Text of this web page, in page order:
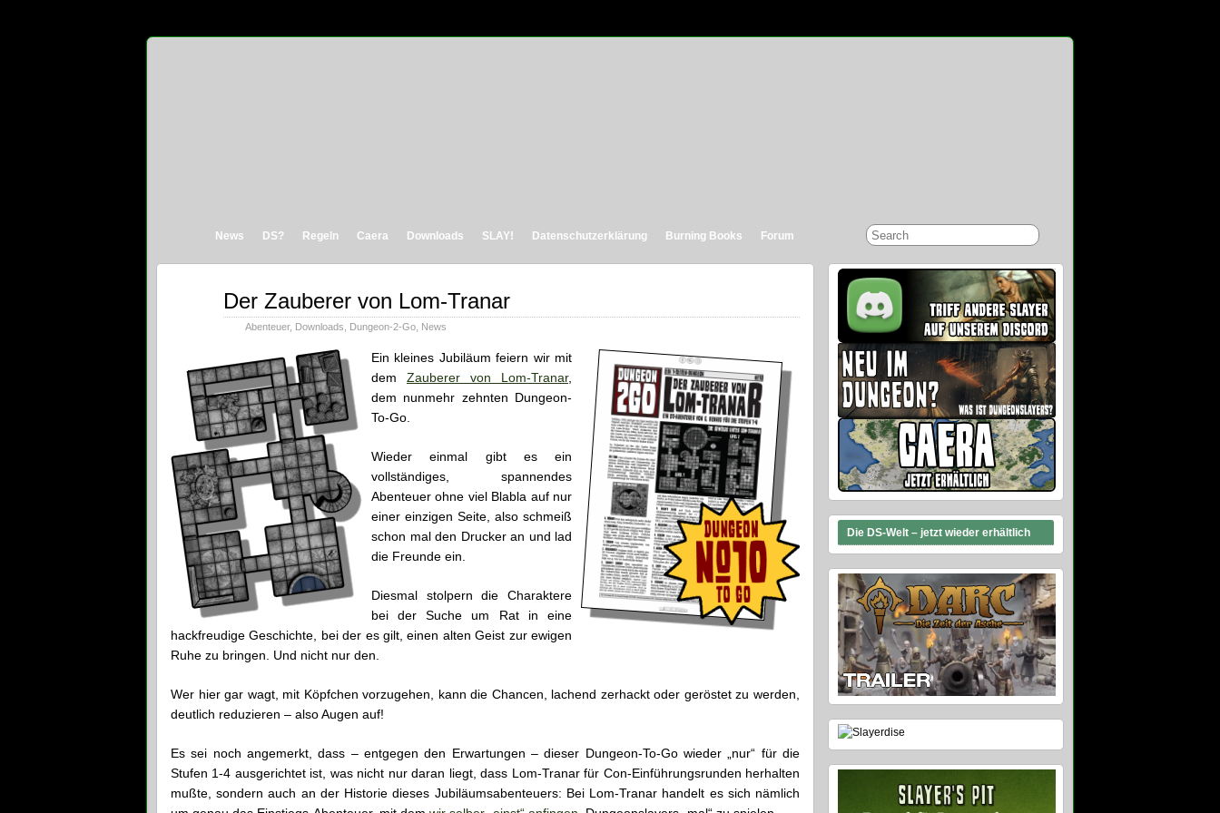
News DS? Regeln Caera Downloads SLAY! Datenschutzerklärung Burning Books Forum
Der Zauberer von Lom-Tranar
Abenteuer, Downloads Dungeon-2-Go News
Ein kleines Jubiläum feiern wir mit
dem Zauberer von Lom-Tranar,
dem nunmehr zehnten Dungeon-
To-Go.
Wieder einmal gibt es ein
vollständiges, spannendes
Abenteuer ohne viel Blabla auf nur
einer einzigen Seite, also schmeiß
schon mal den Drucker an und lad
die Freunde ein.
Diesmal stolpern die Charaktere
bei der Suche um Rat in eine
hackfreudige Geschichte, bei der es gilt, einen alten Geist zur ewigen
Ruhe zu bringen. Und nicht nur den.
Wer hier gar wagt, mit Köpfchen vorzugehen, kann die Chancen, lachend zerhackt oder geröstet zu werden,
deutlich reduzieren – also Augen auf!
Es sei noch angemerkt, dass – entgegen den Erwartungen – dieser Dungeon-To-Go wieder „nur“ für die
Stufen 1-4 ausgerichtet ist, was nicht nur daran liegt, dass Lom-Tranar für Con-Einführungsrunden herhalten
mußte, sondern auch an der Historie dieses Jubiläumsabenteuers: Bei Lom-Tranar handelt es sich nämlich
Die DS-Welt – jetzt wieder erhältlich